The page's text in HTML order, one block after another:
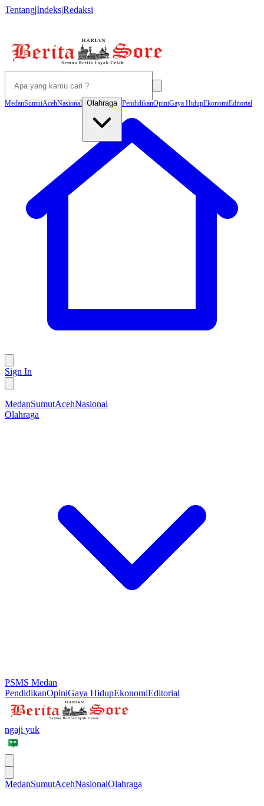
Tentang|Indeks|Redaksi
MedanSumutAcehNasional Olahraga PendidikanOpiniGaya HidupEkonomiEditorial
Sign In
MedanSumutAcehNasional
Olahraga
PSMS Medan
PendidikanOpiniGaya HidupEkonomiEditorial
ngaji yuk
MedanSumutAcehNasionalOlahraga